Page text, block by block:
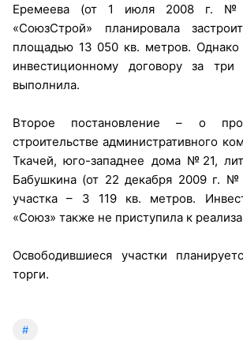
Еремеева (от 1 июля 2008 г.
«СоюзСтрой» планировала
площадью 13 050 кв. метров. Однако
инвестиционному договору за
выполнила.
Второе постановление – о
строительстве административного
Ткачей, юго-западнее дома №21,
Бабушкина (от 22 декабря 2009 г.
участка – 3 119 кв. метров.
«Союз» также не приступила к
Освободившиеся участки
торги.
#